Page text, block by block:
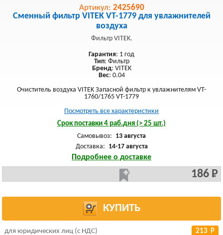
Артикул: 2425690
Сменный фильтр VITEK VT-1779 для увлажнителей
воздуха
Фильтр VITEK.
Гарантия: 1 год
Тип: Фильтр
Бренд: VITEK
Вес: 0.04
Очиститель воздуха VITEK Запасной фильтр к увлажнителям VT-
1760/1765 VT-1779
Посмотреть все характеристики
Срок поставки 4 раб.дня (> 25 шт.)
Самовывоз: 13 августа
Доставка: 14-17 августа
Подробнее о доставке
186 Р
КУПИТЬ
для юридических лиц (с НДС) 213 Р